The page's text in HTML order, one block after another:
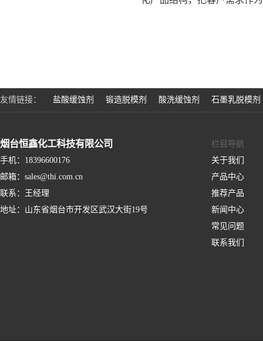
友情链接： 盐酸缓蚀剂 锻造脱模剂 酸洗缓蚀剂 石墨乳脱模剂
烟台恒鑫化工科技有限公司
手机： 18396600176
邮箱： sales@thi.com.cn
联系：
王经理
地址： 山东省烟台市开发区武汉大街19号
栏目导航
关于我们
产品中心
推荐产品
新闻中心
常见问题
联系我们